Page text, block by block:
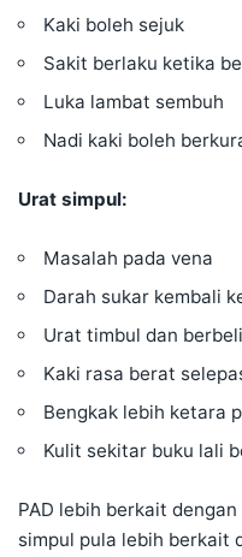
Kaki boleh sejuk
Sakit berlaku ketika
Luka lambat sembuh
Nadi kaki boleh
Urat simpul:
Masalah pada vena
Darah sukar kembali
Urat timbul dan
Kaki rasa berat
Bengkak lebih ketara
Kulit sekitar buku lali
PAD lebih berkait
simpul pula lebih berkait